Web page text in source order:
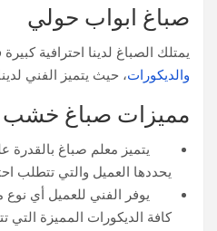
صباغ ابواب حولي
يمتلك الصباغ لدينا احترافية
والديكورات، حيث يتميز الفني
مميزات صباغ خشب
يتميز معلم صباغ بالقدرة
يحددها العميل والتي تتطلب
يوفر الفني للعميل أي نوع
كافة الديكورات المميزة التي